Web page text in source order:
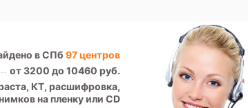
в СПб 97 центров
от 3200 до 10460 руб.
КТ, расшифровка,
на пленку или CD